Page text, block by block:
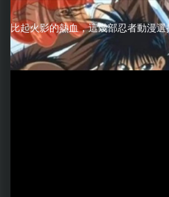
比起火影的熱血，這幾部忍者動漫